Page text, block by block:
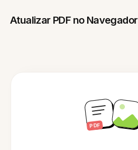
Atualizar PDF no Navegador